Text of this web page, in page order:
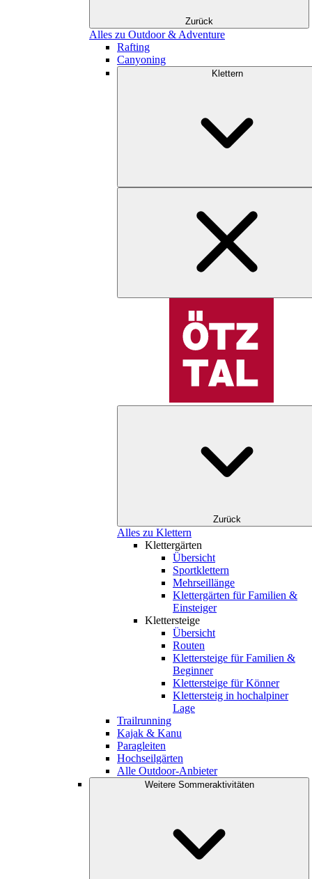
Zurück
Alles zu Outdoor & Adventure
Rafting
Canyoning
Klettern
Zurück
Alles zu Klettern
Klettergärten
Übersicht
Sportklettern
Mehrseillänge
Klettergärten für Familien &
Einsteiger
Klettersteige
Übersicht
Routen
Klettersteige für Familien &
Beginner
Klettersteige für Könner
Klettersteig in hochalpiner
Lage
Trailrunning
Kajak & Kanu
Paragleiten
Hochseilgärten
Alle Outdoor-Anbieter
Weitere Sommeraktivitäten